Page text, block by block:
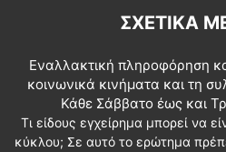
ΣΧΕΤΙΚΆ
Εναλλακτική πληροφόρηση
κοινωνικά κινήματα και τη
Κάθε Σάββατο έως και
Τι είδους εγχείρημα μπορεί να
κύκλου; Σε αυτό το ερώτημα